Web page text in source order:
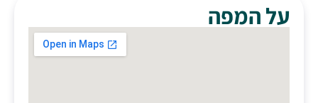
על המפה